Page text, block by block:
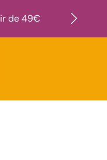
de 49€